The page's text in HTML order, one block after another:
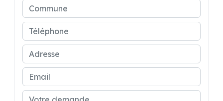
équipé :62480 €